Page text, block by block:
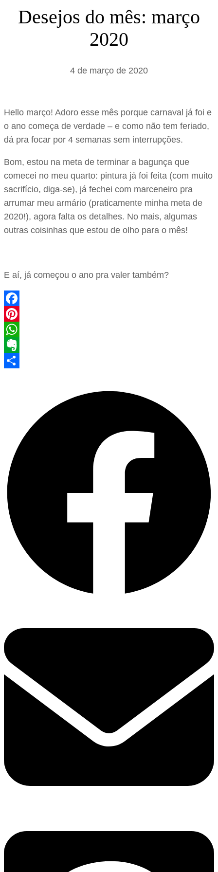
a
Desejos do mês: março
2020
4 de março de 2020
Hello março! Adoro esse mês porque carnaval já foi e
o ano começa de verdade – e como não tem feriado,
dá pra focar por 4 semanas sem interrupções.
Bom, estou na meta de terminar a bagunça que
comecei no meu quarto: pintura já foi feita (com muito
sacrifício, diga-se), já fechei com marceneiro pra
arrumar meu armário (praticamente minha meta de
2020!), agora falta os detalhes. No mais, algumas
outras coisinhas que estou de olho para o mês!
E aí, já começou o ano pra valer também?
Facebook
Pinterest
WhatsApp
Evernote